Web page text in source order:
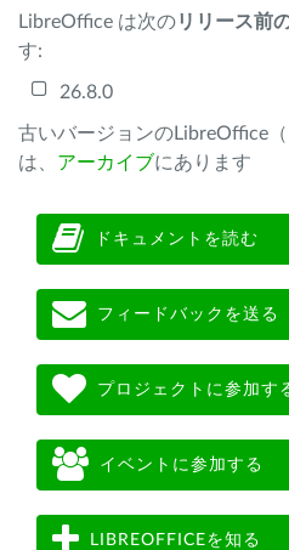
LibreOffice は次のリリース前
す:
26.8.0
古いバージョンのLibreOffice
は、 アーカイブにあります
ドキュメントを読む
フィードバックを送る
プロジェクトに参加す
イベントに参加する
LIBREOFFICEを知る